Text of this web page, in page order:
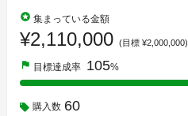
stars 集まっている金額
¥2,110,000 (目標 ¥2,000,000)
flag 目標達成率 105%
購入数 60